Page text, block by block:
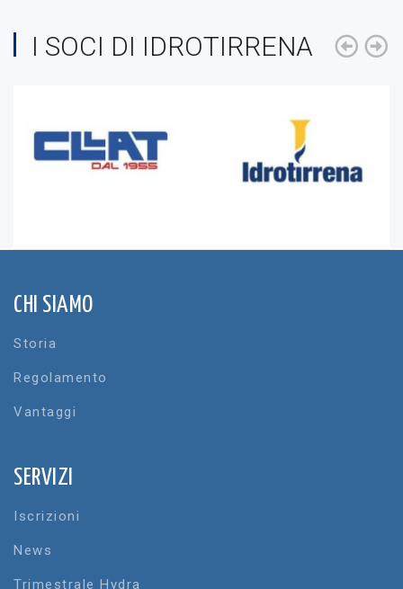
I SOCI DI IDROTIRRENA
CHI SIAMO
Storia
Regolamento
Vantaggi
SERVIZI
Iscrizioni
News
Trimestrale Hydra